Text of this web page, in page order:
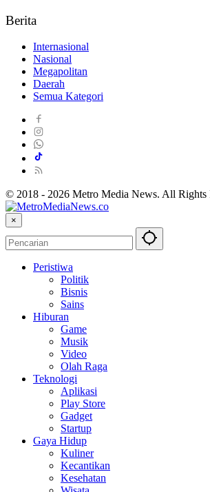
Berita
Internasional
Nasional
Megapolitan
Daerah
Semua Kategori
© 2018 - 2026 Metro Media News. All Rights
×
Peristiwa
Politik
Bisnis
Sains
Hiburan
Game
Musik
Video
Olah Raga
Teknologi
Aplikasi
Play Store
Gadget
Startup
Gaya Hidup
Kuliner
Kecantikan
Kesehatan